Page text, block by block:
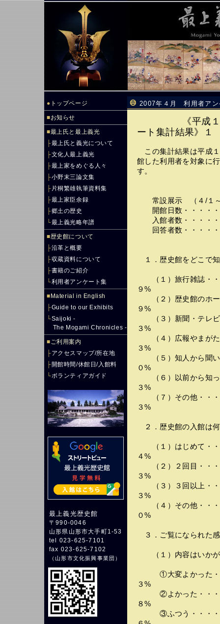
● トップページ
■お知らせ
■最上氏と最上義光
├最上氏と義光について
├文化人最上義光
├最上家をめぐる人々
├小野末三論文集
├ 片桐繁雄執筆資料集
├最上家臣余録
├郷土の歴史
└最上義光略年譜
■歴史館について
├沿革と概要
├収蔵資料について
├書籍のご紹介
└利用者アンケート集
■ Material in English
├Guide to our Exhibits
└Saijoki -
The Mogami Chronicles -
■ご利用案内
├アクセスマップ/所在地
├開館時間/休館日/入館料
└ボランティアガイド
最上義光歴史館
〒990-0046
山形県山形市大手町1-53
tel 023-625-7101
fax 023-625-7102
（山形市文化振興事業団 ）
2007年４月 利用者アン
《平成
ート集計結果》１
この集計結果は平成
館した利用者を対象に
す。
常設展示 （４/１～
開館日数・・・・・
入館者数・・・・・
回答者数・・・・・
１．歴史館をどこで
（１）旅行雑誌・・
９%
（２）歴史館のホー
９%
（３）新聞・テレビ
３%
（４）広報やまがた
３%
（５）知人から聞い
０%
（６）以前から知っ
３%
（７）その他・・・
３%
２．歴史館の入館は
（１）はじめて・・
４%
（２）２回目・・・
３%
（３）３回以上・・
３%
（４）その他・・・
０%
３．ご覧になられた
（１）内容はいかが
①大変よかった・・
３%
②よかった・・・・
８%
③ふつう・・・・・